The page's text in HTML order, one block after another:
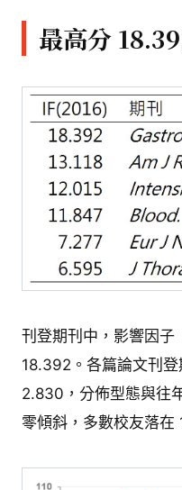
最高分
刊登期刊中，影響因
18.392。各篇論文刊
2.830，分佈型態與往
零傾斜，多數校友落在